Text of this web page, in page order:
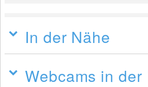
In der Nähe
Webcams in der